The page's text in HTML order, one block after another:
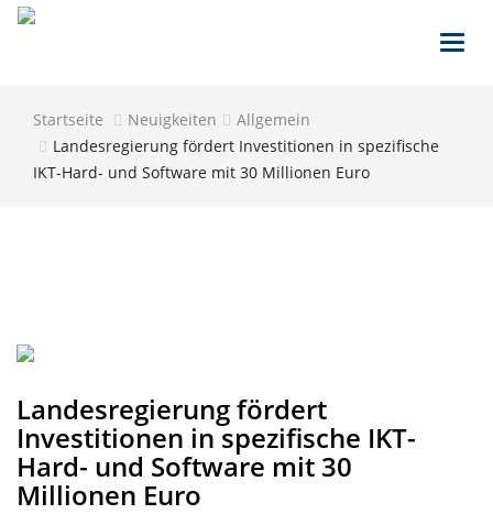
Startseite Neuigkeiten
Allgemein
Landesregierung fördert Investitionen in spezifische
IKT-Hard- und Software mit 30 Millionen Euro
Landesregierung fördert
Investitionen in spezifische IKT-
Hard- und Software mit 30
Millionen Euro